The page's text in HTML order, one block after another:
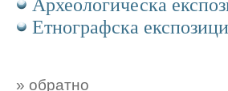
Археологическа
Етнографска
» обратно